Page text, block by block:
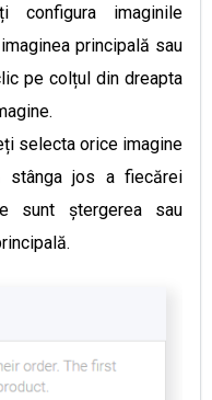
imaginile
principală sau
pe colțul din dreapta
selecta orice imagine
jos a fiecărei
sunt ștergerea sau